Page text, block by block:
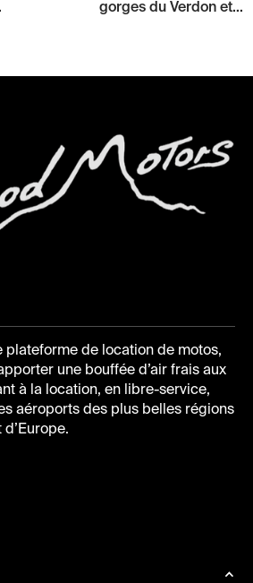
gorges du Verdon et...
plateforme de location de motos,
une bouffée d’air frais aux
à la location, en libre-service,
aéroports des plus belles régions